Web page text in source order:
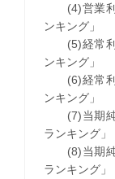
(4)営業利
ンキング」
(5)経常利
ンキング」
(6)経常利
ンキング」
(7)当期純
ランキング」
(8)当期純
ランキング」